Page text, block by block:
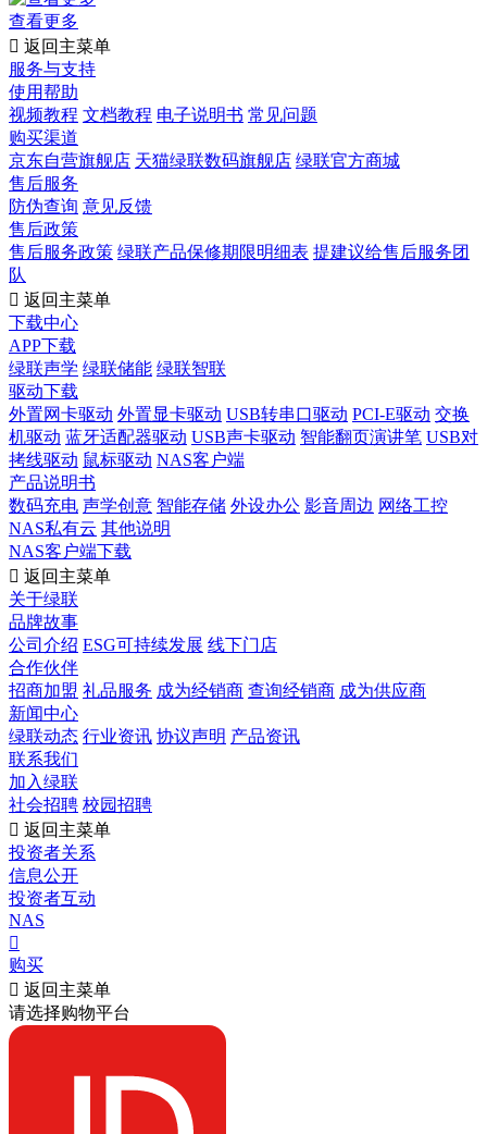
查看更多
 返回主菜单
服务与支持
使用帮助
视频教程 文档教程 电子说明书 常见问题
购买渠道
京东自营旗舰店 天猫绿联数码旗舰店 绿联官方商城
售后服务
防伪查询 意见反馈
售后政策
售后服务政策 绿联产品保修期限明细表 提建议给售后服务团
队
 返回主菜单
下载中心
APP下载
绿联声学 绿联储能 绿联智联
驱动下载
外置网卡驱动 外置显卡驱动 USB转串口驱动 PCI-E驱动 交换
机驱动 蓝牙适配器驱动 USB声卡驱动 智能翻页演讲笔 USB对
拷线驱动 鼠标驱动 NAS客户端
产品说明书
数码充电 声学创意 智能存储 外设办公 影音周边 网络工控
NAS私有云 其他说明
NAS客户端下载
 返回主菜单
关于绿联
品牌故事
公司介绍 ESG可持续发展 线下门店
合作伙伴
招商加盟 礼品服务 成为经销商 查询经销商 成为供应商
新闻中心
绿联动态 行业资讯 协议声明 产品资讯
联系我们
加入绿联
社会招聘 校园招聘
 返回主菜单
投资者关系
信息公开
投资者互动
NAS

购买
 返回主菜单
请选择购物平台